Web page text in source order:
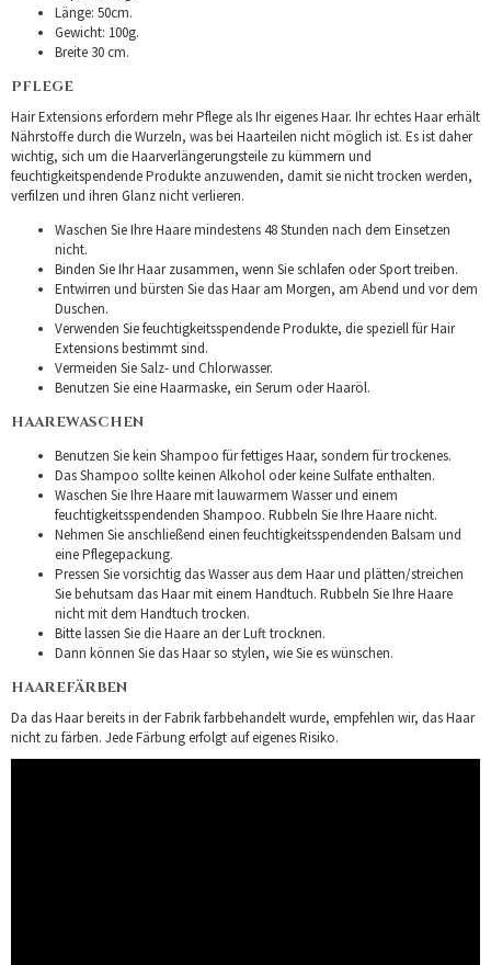
Länge: 50cm.
Gewicht: 100g.
Breite 30 cm.
PFLEGE
Hair Extensions erfordern mehr Pflege als Ihr eigenes Haar. Ihr echtes Haar erhält
Nährstoffe durch die Wurzeln, was bei Haarteilen nicht möglich ist. Es ist daher
wichtig, sich um die Haarverlängerungsteile zu kümmern und
feuchtigkeitspendende Produkte anzuwenden, damit sie nicht trocken werden,
verfilzen und ihren Glanz nicht verlieren.
Waschen Sie Ihre Haare mindestens 48 Stunden nach dem Einsetzen
nicht.
Binden Sie Ihr Haar zusammen, wenn Sie schlafen oder Sport treiben.
Entwirren und bürsten Sie das Haar am Morgen, am Abend und vor dem
Duschen.
Verwenden Sie feuchtigkeitsspendende Produkte, die speziell für Hair
Extensions bestimmt sind.
Vermeiden Sie Salz- und Chlorwasser.
Benutzen Sie eine Haarmaske, ein Serum oder Haaröl.
HAAREWASCHEN
Benutzen Sie kein Shampoo für fettiges Haar, sondern für trockenes.
Das Shampoo sollte keinen Alkohol oder keine Sulfate enthalten.
Waschen Sie Ihre Haare mit lauwarmem Wasser und einem
feuchtigkeitsspendenden Shampoo. Rubbeln Sie Ihre Haare nicht.
Nehmen Sie anschließend einen feuchtigkeitsspendenden Balsam und
eine Pflegepackung.
Pressen Sie vorsichtig das Wasser aus dem Haar und plätten/streichen
Sie behutsam das Haar mit einem Handtuch. Rubbeln Sie Ihre Haare
nicht mit dem Handtuch trocken.
Bitte lassen Sie die Haare an der Luft trocknen.
Dann können Sie das Haar so stylen, wie Sie es wünschen.
HAAREFÄRBEN
Da das Haar bereits in der Fabrik farbbehandelt wurde, empfehlen wir, das Haar
nicht zu färben. Jede Färbung erfolgt auf eigenes Risiko.